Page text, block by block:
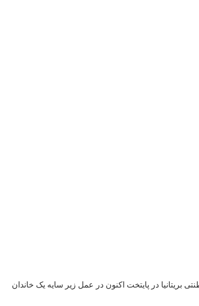
بریتانیا در پایتخت اکنون در عمل زیر سایه یک خاندان